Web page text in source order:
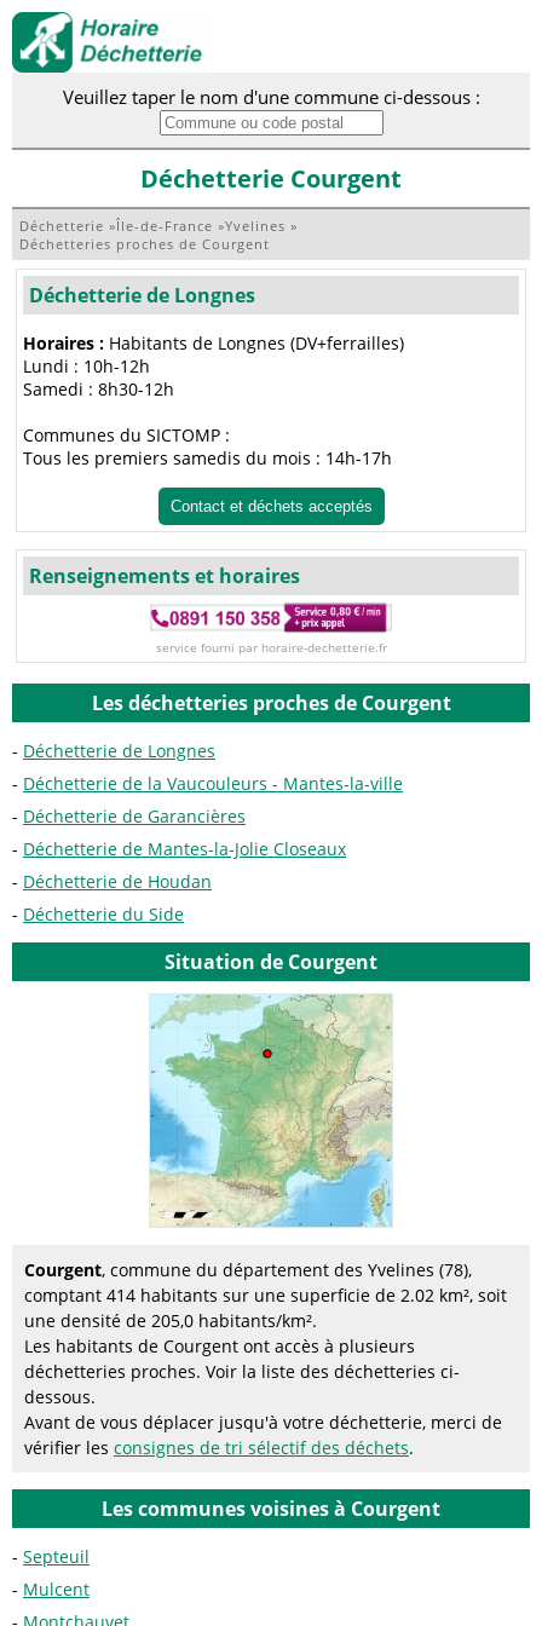
Veuillez taper le nom d'une commune ci-dessous :
Déchetterie Courgent
Déchetterie »Île-de-France »Yvelines »
Déchetteries proches de Courgent
Déchetterie de Longnes
Horaires : Habitants de Longnes (DV+ferrailles)
Lundi : 10h-12h
Samedi : 8h30-12h
Communes du SICTOMP :
Tous les premiers samedis du mois : 14h-17h
Contact et déchets acceptés
Renseignements et horaires
service fourni par horaire-dechetterie.fr
Les déchetteries proches de Courgent
Déchetterie de Longnes
Déchetterie de la Vaucouleurs - Mantes-la-ville
Déchetterie de Garancières
Déchetterie de Mantes-la-Jolie Closeaux
Déchetterie de Houdan
Déchetterie du Side
Situation de Courgent
Courgent, commune du département des Yvelines (78),
comptant 414 habitants sur une superficie de 2.02 km², soit
une densité de 205,0 habitants/km².
Les habitants de Courgent ont accès à plusieurs
déchetteries proches. Voir la liste des déchetteries ci-
dessous.
Avant de vous déplacer jusqu'à votre déchetterie, merci de
vérifier les consignes de tri sélectif des déchets.
Les communes voisines à Courgent
Septeuil
Mulcent